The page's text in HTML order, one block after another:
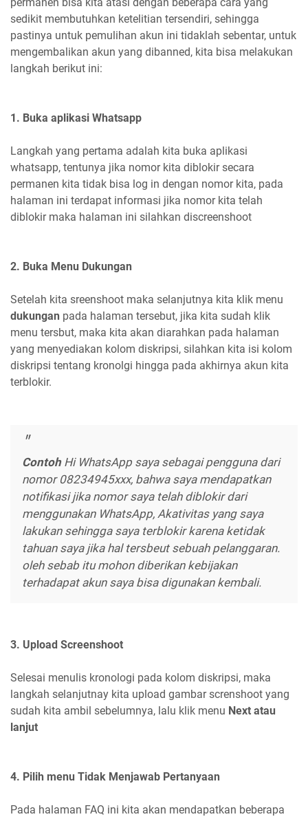
permanen bisa kita atasi dengan beberapa cara yang
sedikit membutuhkan ketelitian tersendiri, sehingga
pastinya untuk pemulihan akun ini tidaklah sebentar, untuk
mengembalikan akun yang dibanned, kita bisa melakukan
langkah berikut ini:
1. Buka aplikasi Whatsapp
Langkah yang pertama adalah kita buka aplikasi
whatsapp, tentunya jika nomor kita diblokir secara
permanen kita tidak bisa log in dengan nomor kita, pada
halaman ini terdapat informasi jika nomor kita telah
diblokir maka halaman ini silahkan discreenshoot
2. Buka Menu Dukungan
Setelah kita sreenshoot maka selanjutnya kita klik menu
dukungan pada halaman tersebut, jika kita sudah klik
menu tersbut, maka kita akan diarahkan pada halaman
yang menyediakan kolom diskripsi, silahkan kita isi kolom
diskripsi tentang kronolgi hingga pada akhirnya akun kita
terblokir.
Contoh Hi WhatsApp saya sebagai pengguna dari
nomor 08234945xxx, bahwa saya mendapatkan
notifikasi jika nomor saya telah diblokir dari
menggunakan WhatsApp, Akativitas yang saya
lakukan sehingga saya terblokir karena ketidak
tahuan saya jika hal tersbeut sebuah pelanggaran.
oleh sebab itu mohon diberikan kebijakan
terhadapat akun saya bisa digunakan kembali.
3. Upload Screenshoot
Selesai menulis kronologi pada kolom diskripsi, maka
langkah selanjutnay kita upload gambar screnshoot yang
sudah kita ambil sebelumnya, lalu klik menu Next atau
lanjut
4. Pilih menu Tidak Menjawab Pertanyaan
Pada halaman FAQ ini kita akan mendapatkan beberapa